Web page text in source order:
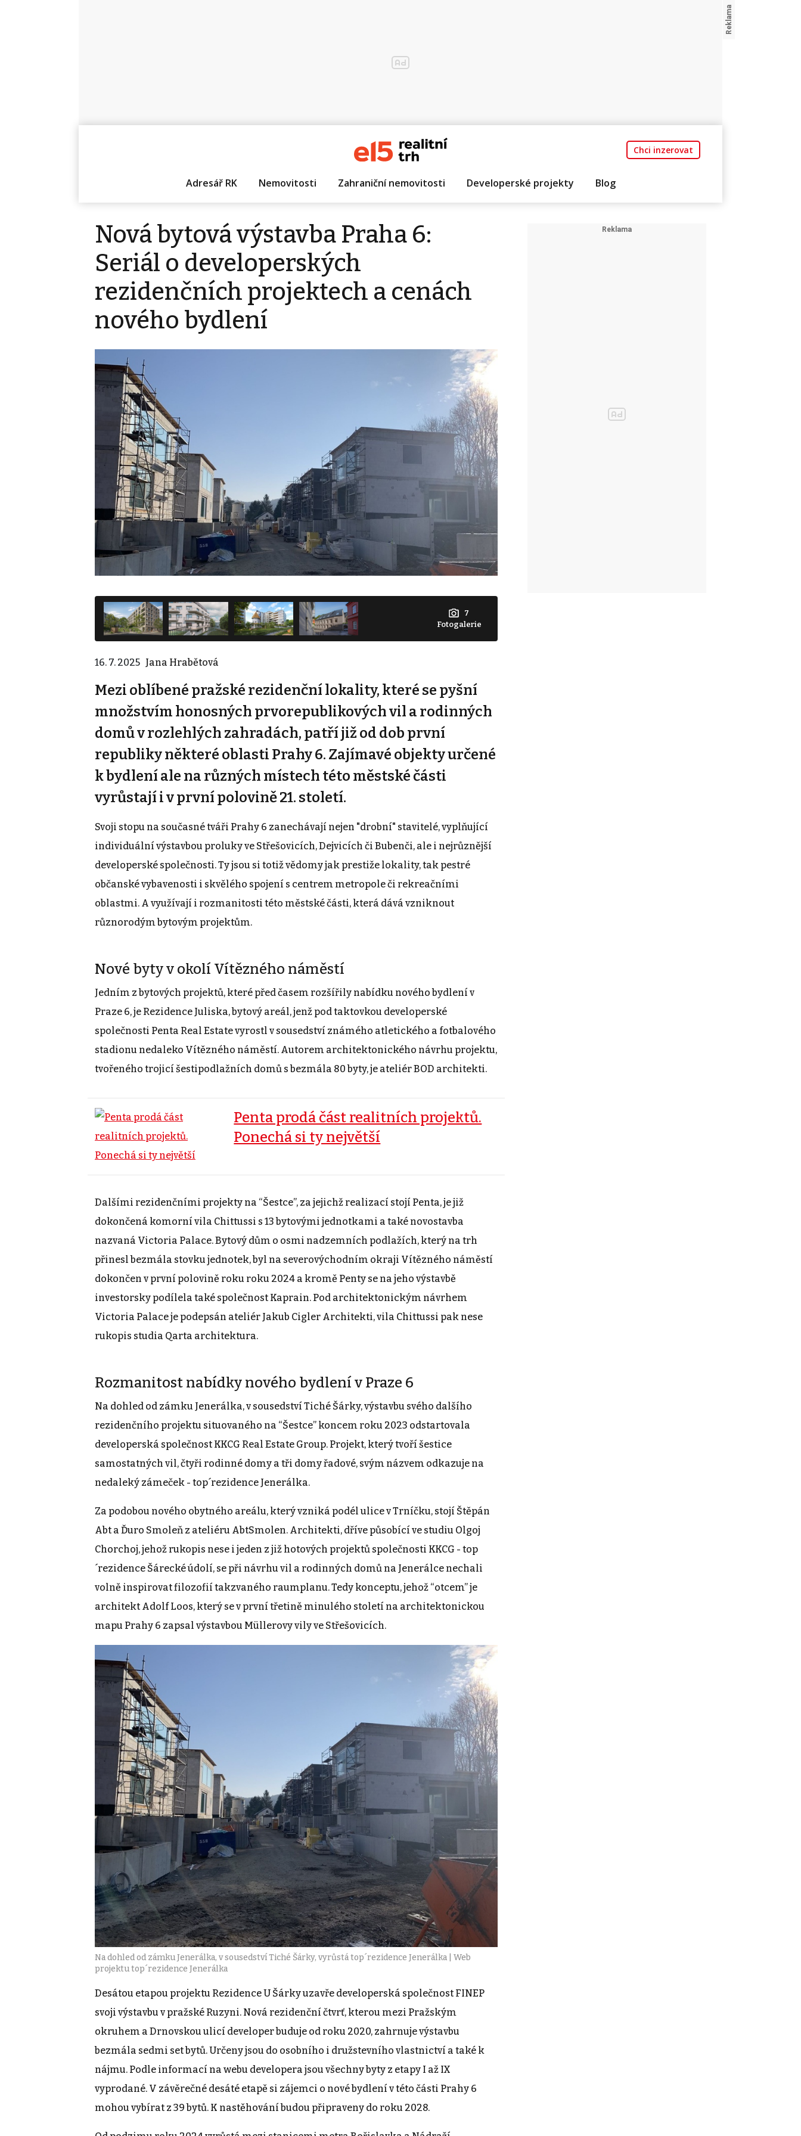
Chci inzerovat
Adresář RK Nemovitosti Zahraniční nemovitosti Developerské projekty Blog
Nová bytová výstavba Praha 6:
Seriál o developerských
rezidenčních projektech a cenách
nového bydlení
7
Fotogalerie
16. 7. 2025 Jana Hrabětová
Mezi oblíbené pražské rezidenční lokality, které se pyšní
množstvím honosných prvorepublikových vil a rodinných
domů v rozlehlých zahradách, patří již od dob první
republiky některé oblasti Prahy 6. Zajímavé objekty určené
k bydlení ale na různých místech této městské části
vyrůstají i v první polovině 21. století.
Svoji stopu na současné tváři Prahy 6 zanechávají nejen "drobní" stavitelé, vyplňující
individuální výstavbou proluky ve Střešovicích, Dejvicích či Bubenči, ale i nejrůznější
developerské společnosti. Ty jsou si totiž vědomy jak prestiže lokality, tak pestré
občanské vybavenosti i skvělého spojení s centrem metropole či rekreačními
oblastmi. A využívají i rozmanitosti této městské části, která dává vzniknout
různorodým bytovým projektům.
Nové byty v okolí Vítězného náměstí
Jedním z bytových projektů, které před časem rozšířily nabídku nového bydlení v
Praze 6, je Rezidence Juliska, bytový areál, jenž pod taktovkou developerské
společnosti Penta Real Estate vyrostl v sousedství známého atletického a fotbalového
stadionu nedaleko Vítězného náměstí. Autorem architektonického návrhu projektu,
tvořeného trojicí šestipodlažních domů s bezmála 80 byty, je ateliér BOD architekti.
Penta prodá část realitních projektů.
Ponechá si ty největší
Dalšími rezidenčními projekty na “Šestce”, za jejichž realizací stojí Penta, je již
dokončená komorní vila Chittussi s 13 bytovými jednotkami a také novostavba
nazvaná Victoria Palace. Bytový dům o osmi nadzemních podlažích, který na trh
přinesl bezmála stovku jednotek, byl na severovýchodním okraji Vítězného náměstí
dokončen v první polovině roku roku 2024 a kromě Penty se na jeho výstavbě
investorsky podílela také společnost Kaprain. Pod architektonickým návrhem
Victoria Palace je podepsán ateliér Jakub Cigler Architekti, vila Chittussi pak nese
rukopis studia Qarta architektura.
Rozmanitost nabídky nového bydlení v Praze 6
Na dohled od zámku Jenerálka, v sousedství Tiché Šárky, výstavbu svého dalšího
rezidenčního projektu situovaného na “Šestce” koncem roku 2023 odstartovala
developerská společnost KKCG Real Estate Group. Projekt, který tvoří šestice
samostatných vil, čtyři rodinné domy a tři domy řadové, svým názvem odkazuje na
nedaleký zámeček - top´rezidence Jenerálka.
Za podobou nového obytného areálu, který vzniká podél ulice v Trníčku, stojí Štěpán
Abt a Ďuro Smoleň z ateliéru AbtSmolen. Architekti, dříve působící ve studiu Olgoj
Chorchoj, jehož rukopis nese i jeden z již hotových projektů společnosti KKCG - top
´rezidence Šárecké údolí, se při návrhu vil a rodinných domů na Jenerálce nechali
volně inspirovat filozofií takzvaného raumplanu. Tedy konceptu, jehož “otcem” je
architekt Adolf Loos, který se v první třetině minulého století na architektonickou
mapu Prahy 6 zapsal výstavbou Müllerovy vily ve Střešovicích.
Na dohled od zámku Jenerálka, v sousedství Tiché Šárky, vyrůstá top´rezidence Jenerálka | Web
projektu top´rezidence Jenerálka
Desátou etapou projektu Rezidence U Šárky uzavře developerská společnost FINEP
svoji výstavbu v pražské Ruzyni. Nová rezidenční čtvrť, kterou mezi Pražským
okruhem a Drnovskou ulicí developer buduje od roku 2020, zahrnuje výstavbu
bezmála sedmi set bytů. Určeny jsou do osobního i družstevního vlastnictví a také k
nájmu. Podle informací na webu developera jsou všechny byty z etapy I až IX
vyprodané. V závěrečné desáté etapě si zájemci o nové bydlení v této části Prahy 6
mohou vybírat z 39 bytů. K nastěhování budou připraveny do roku 2028.